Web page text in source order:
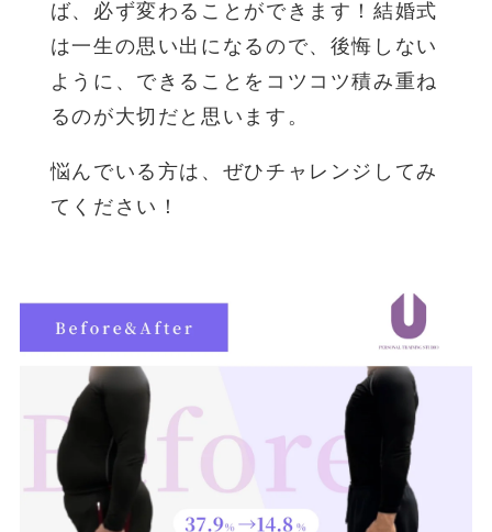
ば、必ず変わることができます！結婚式
は一生の思い出になるので、後悔しない
ように、できることをコツコツ積み重ね
るのが大切だと思います。
悩んでいる方は、ぜひチャレンジしてみ
てください！